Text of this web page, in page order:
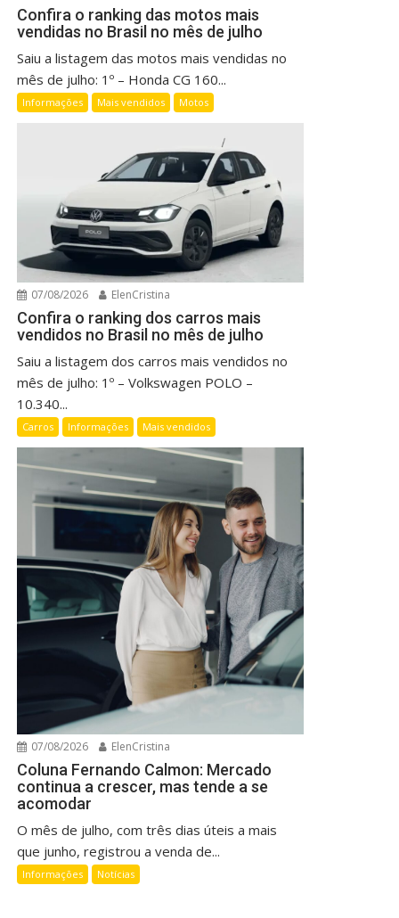
Confira o ranking das motos mais
vendidas no Brasil no mês de julho
Saiu a listagem das motos mais vendidas no
mês de julho: 1º – Honda CG 160...
Informações Mais vendidos Motos
07/08/2026 ElenCristina
Confira o ranking dos carros mais
vendidos no Brasil no mês de julho
Saiu a listagem dos carros mais vendidos no
mês de julho: 1º – Volkswagen POLO –
10.340...
Carros Informações Mais vendidos
07/08/2026 ElenCristina
Coluna Fernando Calmon: Mercado
continua a crescer, mas tende a se
acomodar
O mês de julho, com três dias úteis a mais
que junho, registrou a venda de...
Informações Notícias